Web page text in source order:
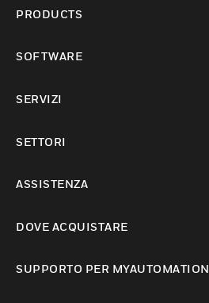
PRODUCTS
SOFTWARE
SERVIZI
SETTORI
ASSISTENZA
DOVE ACQUISTARE
SUPPORTO PER MYAUTOMATION